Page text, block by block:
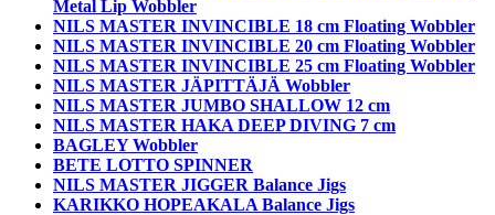
Metal Lip Wobbler
NILS MASTER INVINCIBLE 18 cm Floating Wobbler
NILS MASTER INVINCIBLE 20 cm Floating Wobbler
NILS MASTER INVINCIBLE 25 cm Floating Wobbler
NILS MASTER JÄPITTÄJÄ Wobbler
NILS MASTER JUMBO SHALLOW 12 cm
NILS MASTER HAKA DEEP DIVING 7 cm
BAGLEY Wobbler
BETE LOTTO SPINNER
NILS MASTER JIGGER Balance Jigs
KARIKKO HOPEAKALA Balance Jigs